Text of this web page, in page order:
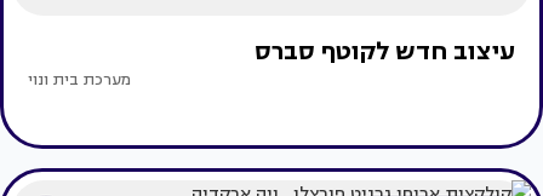
עיצוב חדש לקוטף סברס
מערכת בית ונוי